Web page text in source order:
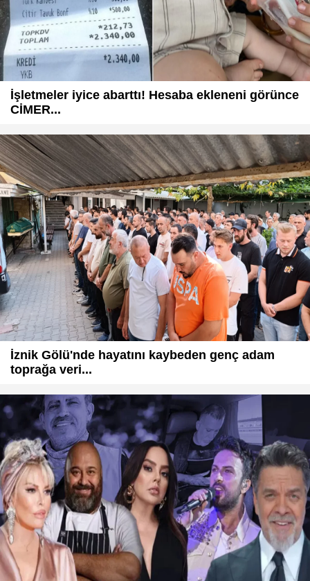
İşletmeler iyice abarttı! Hesaba ekleneni görünce
CİMER...
İznik Gölü'nde hayatını kaybeden genç adam
toprağa veri...